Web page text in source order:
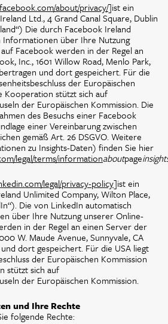
about/privacy/]ist ein
Ltd., 4 Grand Canal Square, Dublin
Die durch Facebook Ireland
über Ihre Nutzung
Facebook werden in der Regel an
Inc., 1601 Willow Road, Menlo Park,
und dort gespeichert. Für die
der Europäischen
Kooperation stützt sich auf
der Europäischen Kommission. Die
des Besuchs einer Facebook
einer Vereinbarung zwischen
gemäß Art. 26 DSGVO. Weitere
zu Insights-Daten) finden Sie hier
legal/terms/informationaboutpage
legal/privacy-policy]ist ein
Unlimited Company, Wilton Place,
Die von LinkedIn automatisch
über Ihre Nutzung unserer Online-
in der Regel an einen Server der
W. Maude Avenue, Sunnyvale, CA
dort gespeichert. Für die USA liegt
der Europäischen Kommission
stützt sich auf
der Europäischen Kommission.
und Ihre Rechte
folgende Rechte: